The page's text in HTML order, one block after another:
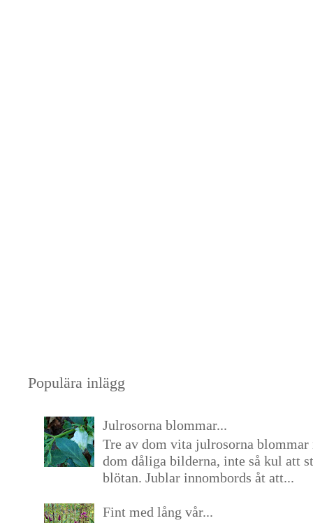
Populära inlägg
Julrosorna blommar...
Tre av dom vita julrosorna blommar
dom dåliga bilderna, inte så kul att
blötan. Jublar innombords åt att...
Fint med lång vår...